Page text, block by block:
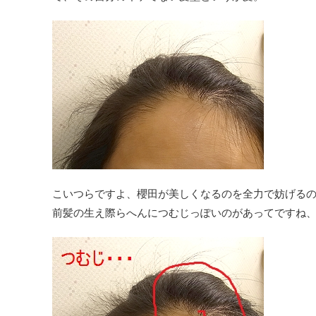
こいつらですよ、櫻田が美しくなるのを全力で妨げるの
前髪の生え際らへんにつむじっぽいのがあってですね、